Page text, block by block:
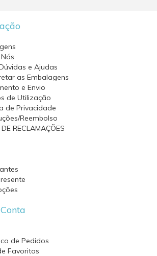
e Ajudas
as Embalagens
e Envio
de Utilização
de Privacidade
Reembolso
RECLAMAÇÕES
de Pedidos
Favoritos